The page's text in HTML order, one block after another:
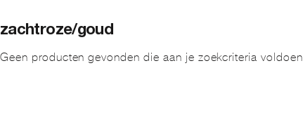
zachtroze/goud
Geen producten gevonden die aan je zoekcriteria voldoen.